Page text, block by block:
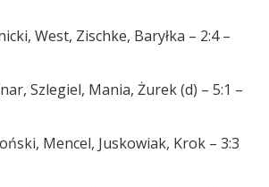
West, Zischke, Baryłka – 2:4 –
Szlegiel, Mania, Żurek (d) – 5:1 –
Mencel, Juskowiak, Krok – 3:3